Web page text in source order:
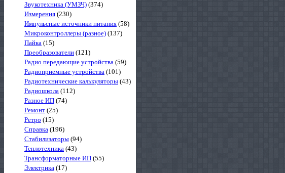
Звукотехника (УМЗЧ) (374)
Измерения (230)
Импульсные источники питания (58)
Микроконтроллеры (разное) (137)
Пайка (15)
Преобразователи (121)
Радио передающие устройства (59)
Радиоприемные устройства (101)
Радиотехнические калькуляторы (43)
Радиошкола (112)
Разное ИП (74)
Ремонт (25)
Ретро (15)
Справка (196)
Стабилизаторы (94)
Теплотехника (43)
Трансформаторные ИП (55)
Электрика (17)